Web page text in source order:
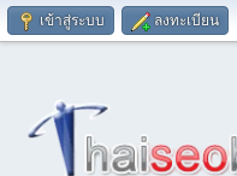
เข้าสู่ระบบ ลงทะเบียน